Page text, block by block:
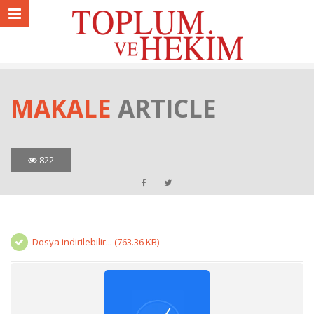
MAKALE ARTICLE
822
Dosya indirilebilir... (763.36 KB)